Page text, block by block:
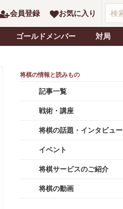
会員登録 お気に入り
ゴールドメンバー 対局
記事一覧
戦術・講座
将棋の話題・インタビュー
イベント
将棋サービスのご紹介
将棋の動画